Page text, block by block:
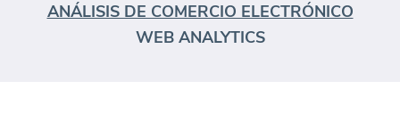
ANÁLISIS DE COMERCIO ELECTRÓNICO
WEB ANALYTICS